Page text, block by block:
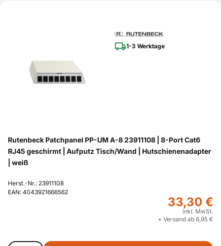
1-3 Werktage
Rutenbeck Patchpanel PP-UM A-8 23911108 | 8-Port Cat6
RJ45 geschirmt | Aufputz Tisch/Wand | Hutschienenadapter
| weiß
Herst.-Nr.: 23911108
EAN: 4043921666562
33,30 €
inkl. MwSt.
+ Versand ab 6,95 €